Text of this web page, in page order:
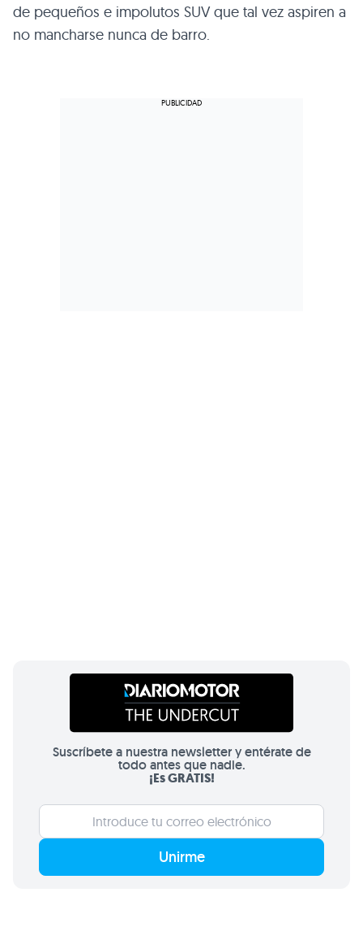
de pequeños e impolutos SUVque tal vez aspiren a
no mancharse nunca de barro.
Suscríbete a nuestra newsletter y entérate de
todo antes que nadie.
¡Es GRATIS!
Unirme